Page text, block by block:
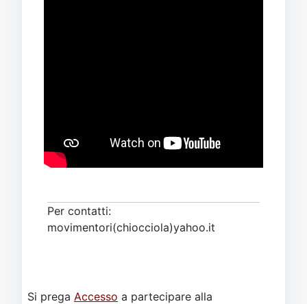
Per contatti:
movimentori(chiocciola)yahoo.it
Si prega Accesso a partecipare alla